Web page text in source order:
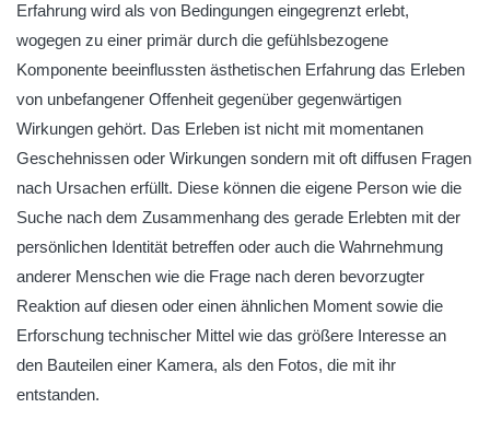
Erfahrung wird als von Bedingungen eingegrenzt erlebt,
wogegen zu einer primär durch die gefühlsbezogene
Komponente beeinflussten ästhetischen Erfahrung das Erleben
von unbefangener Offenheit gegenüber gegenwärtigen
Wirkungen gehört. Das Erleben ist nicht mit momentanen
Geschehnissen oder Wirkungen sondern mit oft diffusen Fragen
nach Ursachen erfüllt. Diese können die eigene Person wie die
Suche nach dem Zusammenhang des gerade Erlebten mit der
persönlichen Identität betreffen oder auch die Wahrnehmung
anderer Menschen wie die Frage nach deren bevorzugter
Reaktion auf diesen oder einen ähnlichen Moment sowie die
Erforschung technischer Mittel wie das größere Interesse an
den Bauteilen einer Kamera, als den Fotos, die mit ihr
entstanden.